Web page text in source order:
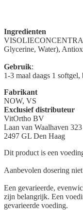
Ingredienten
Glycerine, Water),
Gebruik:
1-3 maal daags 1
Fabrikant
NOW, VS
Exclusief distributeur
VitOrtho BV
Laan van Waalhaven 323
2497 GL Den Haag
Dit product is een
Aanbevolen dosering
Een gevarieerde,
zijn belangrijk. Een
gevarieerde voeding.